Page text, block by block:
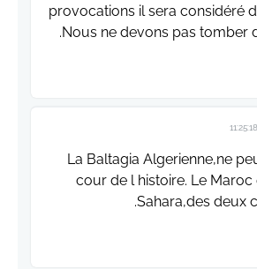
provocations il sera considéré
Nous ne devons pas tomber
La Baltagia Algerienne,ne
cour de l histoire. Le Maroc
Sahara,des deux